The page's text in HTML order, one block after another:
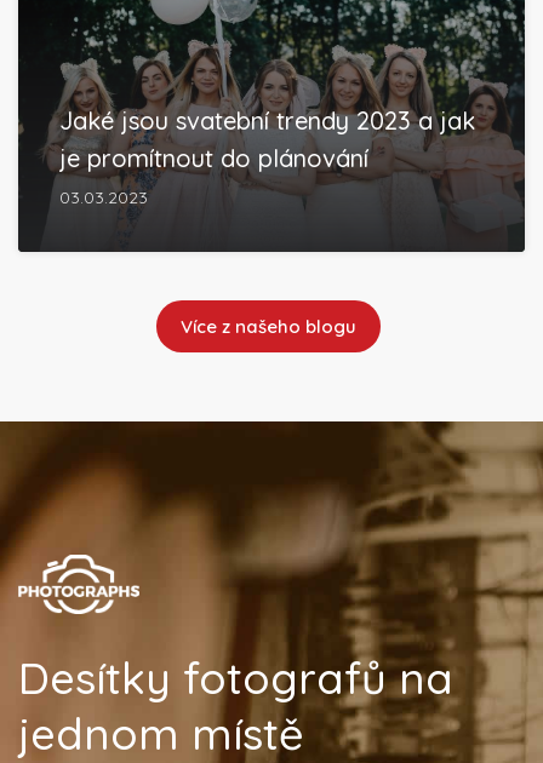
Jaké jsou svatební trendy 2023 a jak
je promítnout do plánování
03.03.2023
Více z našeho blogu
Desítky fotografů na
jednom místě